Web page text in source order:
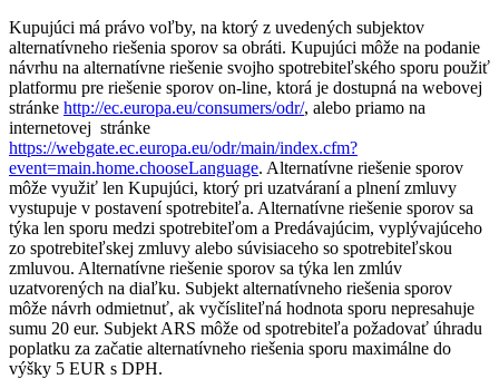
Kupujúci má právo voľby, na ktorý z uvedených subjektov
alternatívneho riešenia sporov sa obráti. Kupujúci môže na podanie
návrhu na alternatívne riešenie svojho spotrebiteľského sporu použiť
platformu pre riešenie sporov on-line, ktorá je dostupná na webovej
stránke http://ec.europa.eu/consumers/odr/, alebo priamo na
internetovej stránke
https://webgate.ec.europa.eu/odr/main/index.cfm?
event=main.home.chooseLanguage. Alternatívne riešenie sporov
môže využiť len Kupujúci, ktorý pri uzatváraní a plnení zmluvy
vystupuje v postavení spotrebiteľa. Alternatívne riešenie sporov sa
týka len sporu medzi spotrebiteľom a Predávajúcim, vyplývajúceho
zo spotrebiteľskej zmluvy alebo súvisiaceho so spotrebiteľskou
zmluvou. Alternatívne riešenie sporov sa týka len zmlúv
uzatvorených na diaľku. Subjekt alternatívneho riešenia sporov
môže návrh odmietnuť, ak vyčísliteľná hodnota sporu nepresahuje
sumu 20 eur. Subjekt ARS môže od spotrebiteľa požadovať úhradu
poplatku za začatie alternatívneho riešenia sporu maximálne do
výšky 5 EUR s DPH.